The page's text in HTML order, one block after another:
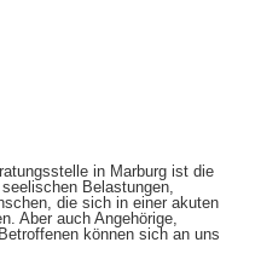
in Marburg ist die
Belastungen,
die sich in einer akuten
Aber auch Angehörige,
können sich an uns